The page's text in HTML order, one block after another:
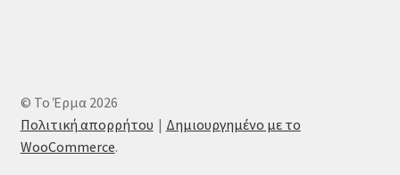
© Το Έρμα 2026
Πολιτική απορρήτου
Δημιουργημένο με το
WooCommerce.